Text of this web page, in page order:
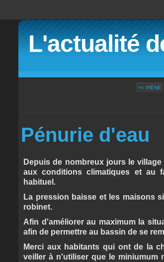
L'actualité
<< IRÈNE
Pénurie d'eau
Depuis de nombreux jours le
aux conditions climatiques et au
habituel.
La pression baisse et les maisons
robinet.
Afin d'améliorer au maximum la
afin de permettre au bassin de se
Merci aux habitants qui ont de la
veiller à n'utiliser que le miniumum